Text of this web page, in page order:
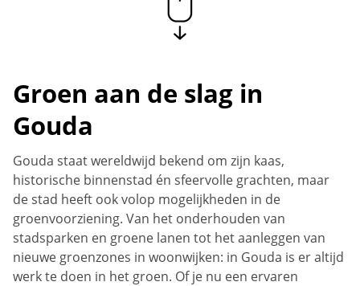
Groen aan de slag in
Gouda
Gouda staat wereldwijd bekend om zijn kaas,
historische binnenstad én sfeervolle grachten, maar
de stad heeft ook volop mogelijkheden in de
groenvoorziening. Van het onderhouden van
stadsparken en groene lanen tot het aanleggen van
nieuwe groenzones in woonwijken: in Gouda is er altijd
werk te doen in het groen. Of je nu een ervaren